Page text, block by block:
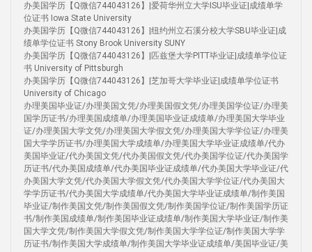
办美国学历【Q微信744043126】|爱荷华州立大学ISU毕业证|成绩单学
位证书 Iowa State University
办美国学历【Q微信744043126】|纽约州立石溪分校大学SBU毕业证|成
绩单学位证书 Stony Brook University SUNY
办美国学历【Q微信744043126】|匹兹堡大学PITT毕业证|成绩单学位证
书 University of Pittsburgh
办美国学历【Q微信744043126】|芝加哥大学毕业证|成绩单学位证书
University of Chicago
办理美国毕业证/办理美国文凭/办理美国假文凭/办理美国学位证/办理美
国学历证书/办理美国成绩单/办理美国毕业证成绩单/办理美国大学毕业
证/办理美国大学文凭/办理美国大学假文凭/办理美国大学学位证/办理美
国大学学历证书/办理美国大学成绩单/办理美国大学毕业证成绩单/代办
美国毕业证/代办美国文凭/代办美国假文凭/代办美国学位证/代办美国学
历证书/代办美国成绩单/代办美国毕业证成绩单/代办美国大学毕业证/代
办美国大学文凭/代办美国大学假文凭/代办美国大学学位证/代办美国大
学学历证书/代办美国大学成绩单/代办美国大学毕业证成绩单/制作美国
毕业证/制作美国文凭/制作美国假文凭/制作美国学位证/制作美国学历证
书/制作美国成绩单/制作美国毕业证成绩单/制作美国大学毕业证/制作美
国大学文凭/制作美国大学假文凭/制作美国大学学位证/制作美国大学学
历证书/制作美国大学成绩单/制作美国大学毕业证成绩单/美国毕业证/美